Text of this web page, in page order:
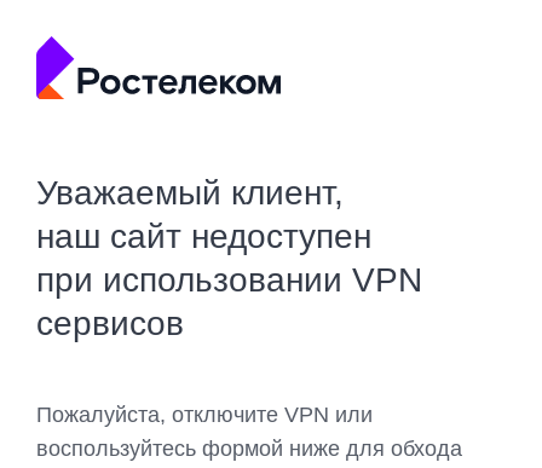
Уважаемый клиент,
наш сайт недоступен
при использовании VPN
сервисов
Пожалуйста, отключите VPN или
воспользуйтесь формой ниже для обхода